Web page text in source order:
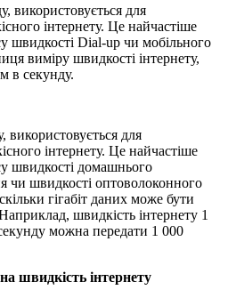
використовується для
інтернету. Це найчастіше
швидкості Dial-up чи мобільного
виміру швидкості інтернету,
в секунду.
використовується для
інтернету. Це найчастіше
швидкості домашнього
чи швидкості оптоволоконного
гігабіт даних може бути
швидкість інтернету 1
можна передати 1 000
швидкість інтернету